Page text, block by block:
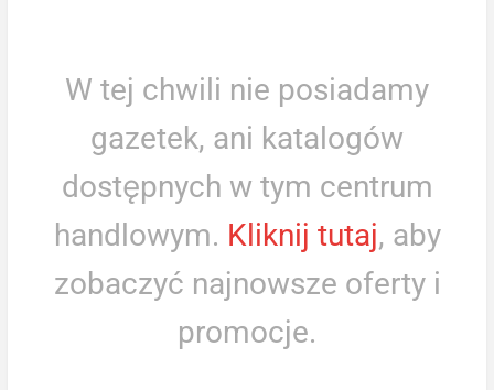
W tej chwili nie posiadamy
gazetek, ani katalogów
dostępnych w tym centrum
handlowym. Kliknij tutaj, aby
zobaczyć najnowsze oferty i
promocje.